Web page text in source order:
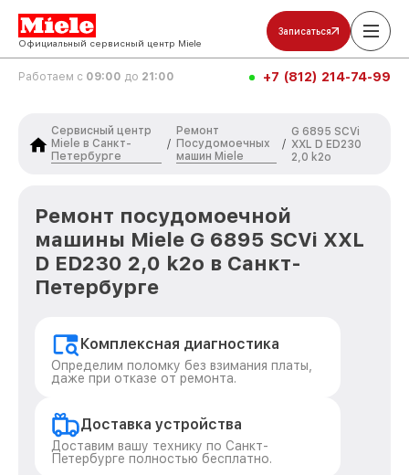
Официальный сервисный центр Miele
Записаться
Работаем с 09:00 до 21:00 +7 (812) 214-74-99
Сервисный центр
Miele в Санкт-
Петербурге
/
Ремонт
Посудомоечных
машин Miele
/
G 6895 SCVi
XXL D ED230
2,0 k2o
Ремонт посудомоечной
машины Miele G 6895 SCVi XXL
D ED230 2,0 k2o в Санкт-
Петербурге
Комплексная диагностика
Определим поломку без взимания платы,
даже при отказе от ремонта.
Доставка устройства
Доставим вашу технику по Санкт-
Петербурге полностью бесплатно.